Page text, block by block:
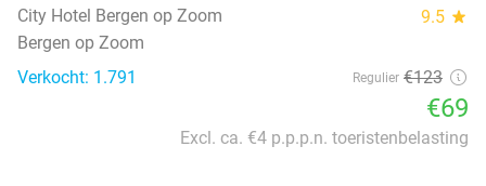
City Hotel Bergen op Zoom 9.5 star
Bergen op Zoom
Verkocht: 1.791
Regulier €123
€69
Excl. ca. €4 p.p.p.n. toeristenbelasting